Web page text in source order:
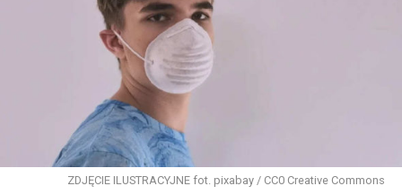
ZDJĘCIE ILUSTRACYJNE fot. pixabay / CC0 Creative Commons